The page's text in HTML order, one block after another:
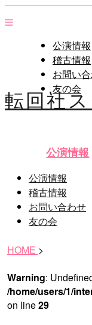
公演情報
稽古情報
お問い
友の会
転回社
公演情報
公演情報
稽古情報
お問い合わせ
友の会
HOME >
Warning:
/home/users/1/
on line29